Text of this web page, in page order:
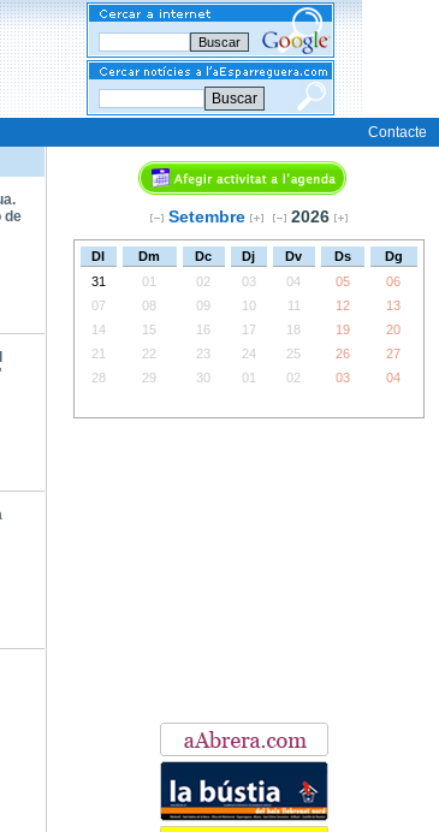
Buscar
Contacte
de
Setembre 2026
Dl Dm Dc Dj Dv Ds
Dg
31
01 02 03 04 05
06
07
08 09 10 11 12
13
14
15 16 17 18 19
20
21
22 23 24 25 26
27
28
29 30 01 02 03 04